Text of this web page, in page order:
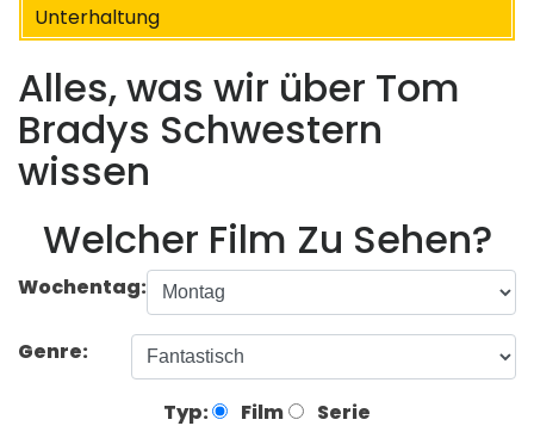
Unterhaltung
Alles, was wir über Tom
Bradys Schwestern
wissen
Welcher Film Zu Sehen?
Wochentag:
Genre:
Typ: Film Serie